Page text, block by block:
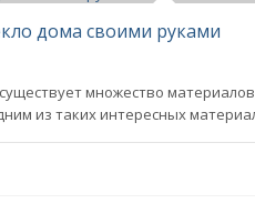
дома своими руками
множество
из таких интересных